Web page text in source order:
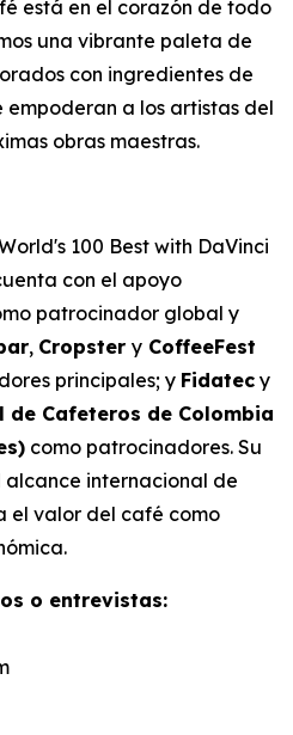
está en el corazón de todo
una vibrante paleta de
con ingredientes de
a los artistas del
obras maestras.
100 Best with DaVinci
con el apoyo
patrocinador global y
, Cropster y CoffeeFest
principales; y Fidatec y
de Cafeteros de Colombia
como patrocinadores. Su
internacional de
el valor del café como
o entrevistas: